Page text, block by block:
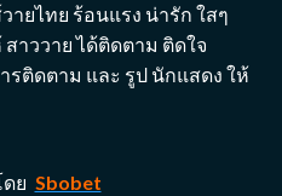
ายไทย ร้อนแรง น่ารัก ใสๆ
าววาย ได้ติดตาม ติดใจ
รติดตาม และ รูป นักแสดง ให้
ย Sbobet